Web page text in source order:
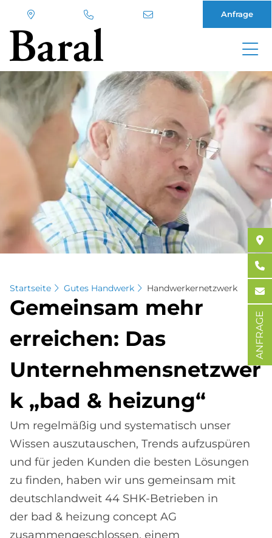
Direkt
zum
Inhalt
Anfrage
Startseite Gutes Handwerk Handwerkernetzwerk
Ge­mein­sam mehr
er­rei­chen: Das
Un­ter­neh­mens­netz­wer
k „bad & hei­zung“
Um regelmäßig und systematisch unser
Wissen auszutauschen, Trends aufzuspüren
und für jeden Kunden die besten Lösungen
zu finden, haben wir uns gemeinsam mit
deutschlandweit 44 SHK-Betrieben in
der bad & heizung concept AG
zusammengeschlossen, einem
ANFRAGE